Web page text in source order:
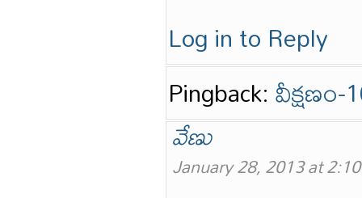
Log in to Reply
Pingback:వీక్షణం-
వేణు
January 28, 2013 at